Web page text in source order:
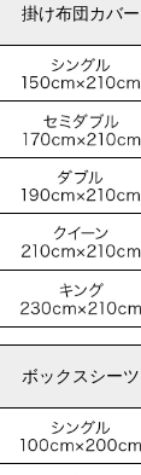
掛け布団カバー
ボックスシーツ